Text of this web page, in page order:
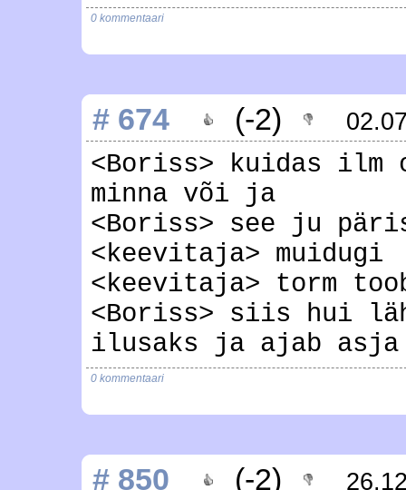
0 kommentaari
# 674 (-2)
<Boriss> kuidas ilm
minna või ja
<Boriss> see ju
<keevitaja> muidugi
<keevitaja> torm
<Boriss> siis hui
ilusaks ja ajab asja
0 kommentaari
# 850 (-2)